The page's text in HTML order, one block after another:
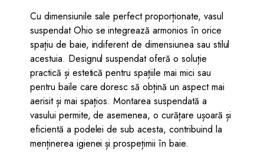
Cu dimensiunile sale perfect proporționate, vasul
suspendat Ohio se integrează armonios în orice
spațiu de baie, indiferent de dimensiunea sau stilul
acestuia. Designul suspendat oferă o soluție
practică și estetică pentru spațiile mai mici sau
pentru baile care doresc să obțină un aspect mai
aerisit și mai spațios. Montarea suspendată a
vasului permite, de asemenea, o curățare ușoară și
eficientă a podelei de sub acesta, contribuind la
menținerea igienei și prospețimii în baie.